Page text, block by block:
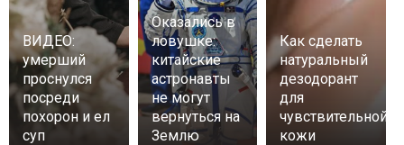
ВИДЕО:
умерший
проснулся
посреди
похорон и ел
суп
Оказались в
ловушке:
китайские
астронавты
не могут
вернуться на
Землю
Как сделать
натуральный
дезодорант
для
чувствительной
кожи